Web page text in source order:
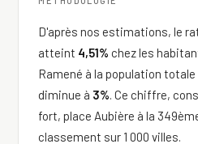
D'après nos estimations, le
atteint 4,51% chez les
Ramené à la population
diminue à 3%. Ce chiffre,
fort, place Aubière à la
classement sur 1 000 villes.